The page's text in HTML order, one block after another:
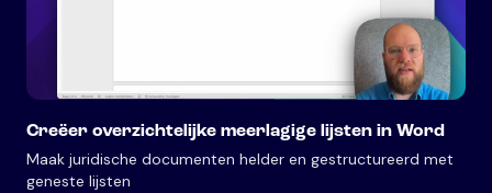
Creëer overzichtelijke meerlagige lijsten in Word
Maak juridische documenten helder en gestructureerd met
geneste lijsten